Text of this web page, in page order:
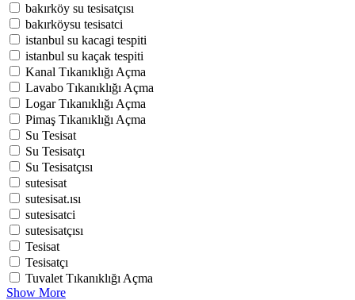
bakırköy su tesisatçısı
bakırköysu tesisatci
istanbul su kacagi tespiti
istanbul su kaçak tespiti
Kanal Tıkanıklığı Açma
Lavabo Tıkanıklığı Açma
Logar Tıkanıklığı Açma
Pimaş Tıkanıklığı Açma
Su Tesisat
Su Tesisatçı
Su Tesisatçısı
sutesisat
sutesisat.ısı
sutesisatci
sutesisatçısı
Tesisat
Tesisatçı
Tuvalet Tıkanıklığı Açma
Show More